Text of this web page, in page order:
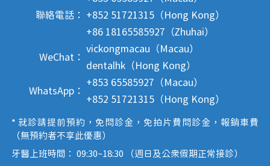
聯絡電話：
+852 51721315（Hong Kong）
+86 18165585927（Zhuhai）
WeChat：
vickongmacau（Macau）
dentalhk（Hong Kong）
WhatsApp：
+853 65585927（Macau）
+852 51721315（Hong Kong）
* 就診請提前預約，免問診金，免拍片費問診金，報銷車費
（無預約者不享此優惠）
牙醫上班時間： 09:30~18:30 （週日及公眾假期正常接診）